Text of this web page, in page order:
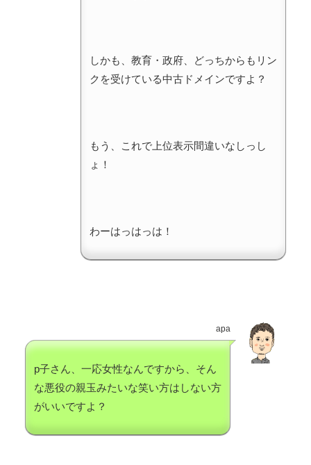
しかも、教育・政府、どっちからもリン
クを受けている中古ドメインですよ？
もう、これで上位表示間違いなしっし
ょ！
わーはっはっは！
apa
p子さん、一応女性なんですから、そん
な悪役の親玉みたいな笑い方はしない方
がいいですよ？